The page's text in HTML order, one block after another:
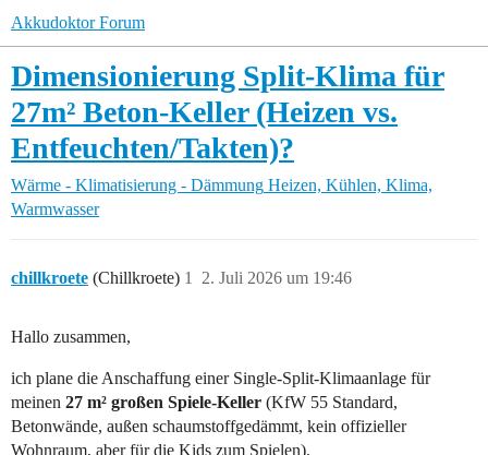
Akkudoktor Forum
Dimensionierung Split-Klima für
27m² Beton-Keller (Heizen vs.
Entfeuchten/Takten)?
Wärme - Klimatisierung - Dämmung Heizen, Kühlen, Klima,
Warmwasser
chillkroete (Chillkroete) 2. Juli 2026 um 19:46
1
Hallo zusammen,
ich plane die Anschaffung einer Single-Split-Klimaanlage für
meinen 27 m² großen Spiele-Keller (KfW 55 Standard,
Betonwände, außen schaumstoffgedämmt, kein offizieller
Wohnraum, aber für die Kids zum Spielen).